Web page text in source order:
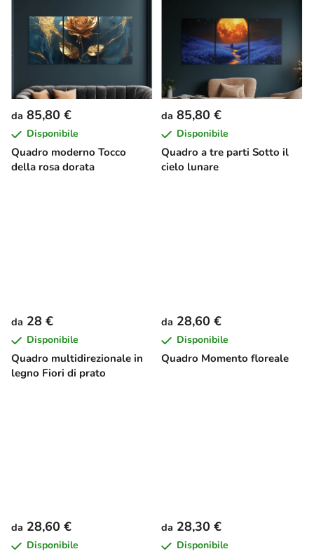
Quadro moderno Tocco
della rosa dorata
da 85,80 €
Disponibile
Quadro a tre parti Sotto il
cielo lunare
da 85,80 €
Disponibile
Quadro multidirezionale in
legno Fiori di prato
da 28 €
Disponibile
Quadro Momento floreale
da 28,60 €
Disponibile
da 28,60 €
Disponibile
da 28,30 €
Disponibile